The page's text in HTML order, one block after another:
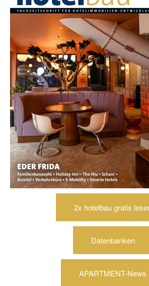
2x hotelbau gratis
Datenbanken
APARTMENT-News